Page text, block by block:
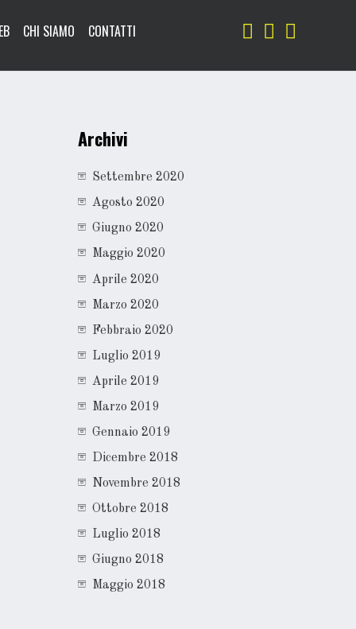
CHI SIAMO CONTATTI
Archivi
Settembre 2020
Agosto 2020
Giugno 2020
Maggio 2020
Aprile 2020
Marzo 2020
Febbraio 2020
Luglio 2019
Aprile 2019
Marzo 2019
Gennaio 2019
Dicembre 2018
Novembre 2018
Ottobre 2018
Luglio 2018
Giugno 2018
Maggio 2018